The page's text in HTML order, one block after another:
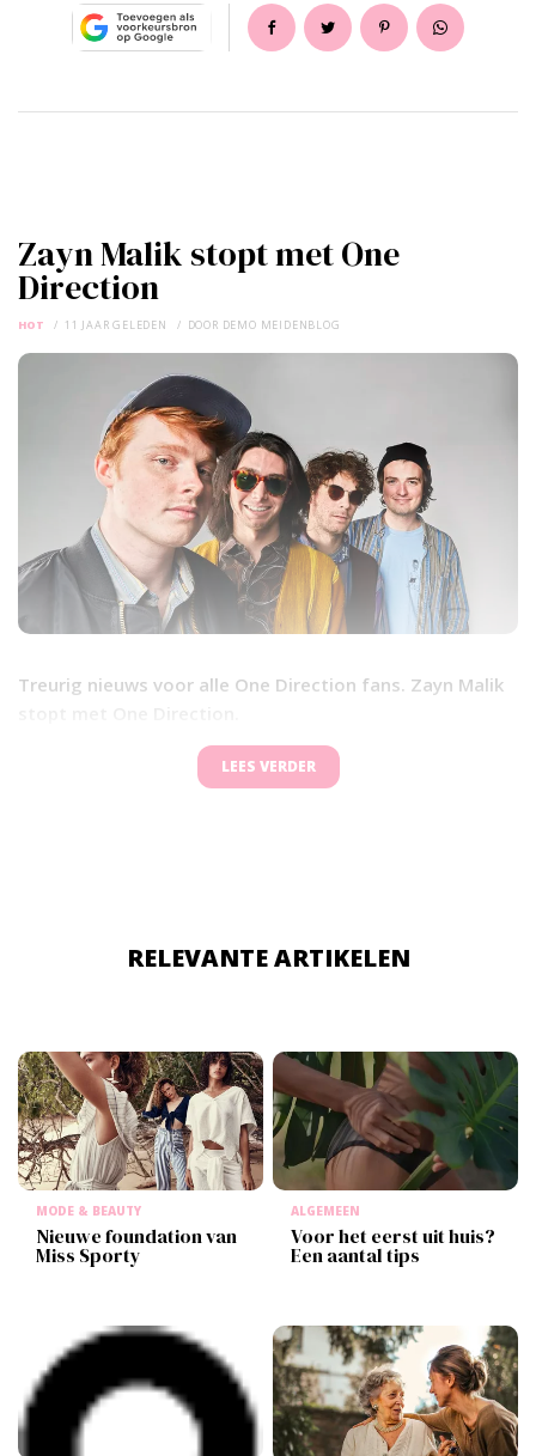
Zayn Malik stopt met One
Direction
HOT 11 JAAR GELEDEN DOOR DEMO MEIDENBLOG
Treurig nieuws voor alle One Direction fans. Zayn Malik
LEES VERDER
RELEVANTE ARTIKELEN
MODE & BEAUTY
Nieuwe foundation van
Miss Sporty
ALGEMEEN
Voor het eerst uit huis?
Een aantal tips